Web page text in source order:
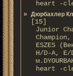
heart -
Дюрбахлер
[15]
Junior
Champion,
ESZES
H/D-A, E/
heart -